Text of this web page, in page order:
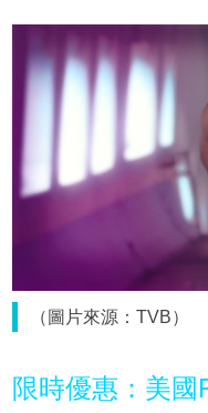
（圖片來源：TVB）
限時優惠：美